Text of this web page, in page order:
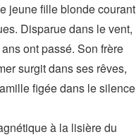
jeune fille blonde courant
Disparue dans le vent,
ont passé. Son frère
surgit dans ses rêves,
figée dans le silence
à la lisière du